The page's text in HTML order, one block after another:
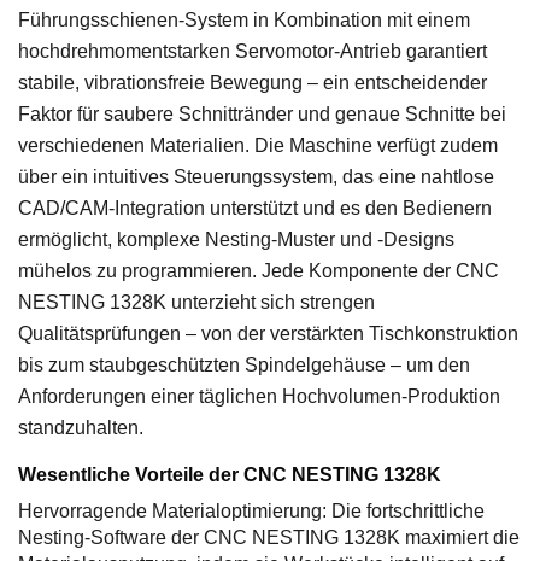
Führungsschienen-System in Kombination mit einem
hochdrehmomentstarken Servomotor-Antrieb garantiert
stabile, vibrationsfreie Bewegung – ein entscheidender
Faktor für saubere Schnittränder und genaue Schnitte bei
verschiedenen Materialien. Die Maschine verfügt zudem
über ein intuitives Steuerungssystem, das eine nahtlose
CAD/CAM-Integration unterstützt und es den Bedienern
ermöglicht, komplexe Nesting-Muster und -Designs
mühelos zu programmieren. Jede Komponente der CNC
NESTING 1328K unterzieht sich strengen
Qualitätsprüfungen – von der verstärkten Tischkonstruktion
bis zum staubgeschützten Spindelgehäuse – um den
Anforderungen einer täglichen Hochvolumen-Produktion
standzuhalten.
Wesentliche Vorteile der CNC NESTING 1328K
Hervorragende Materialoptimierung: Die fortschrittliche
Nesting-Software der CNC NESTING 1328K maximiert die